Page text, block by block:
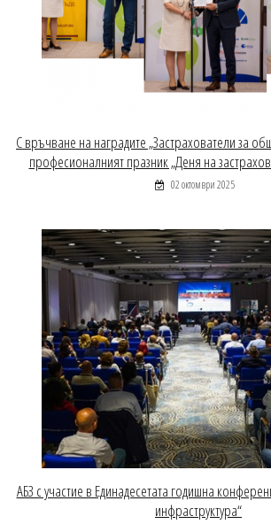
С връчване на наградите „Застрахователи за
професионалният празник „Деня на
02 октомври 2025
АБЗ с участие в Единадесетата годишна
инфраструктура“